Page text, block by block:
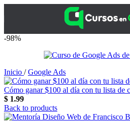
-98%
Inicio / Google Ads
Cómo ganar $100 al día con tu lista de
$ 1.99
Back to products